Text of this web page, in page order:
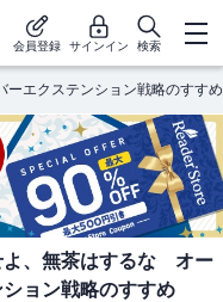
会員登録 サインイン 検索
エクステンション戦略のすすめ
よ、無茶はするな オー
ョン戦略のすすめ